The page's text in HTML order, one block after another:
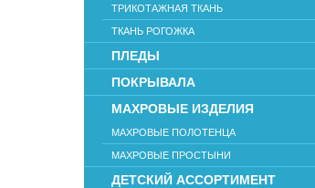
ТРИКОТАЖНАЯ ТКАНЬ
ТКАНЬ РОГОЖКА
ПЛЕДЫ
ПОКРЫВАЛА
МАХРОВЫЕ ИЗДЕЛИЯ
МАХРОВЫЕ ПОЛОТЕНЦА
МАХРОВЫЕ ПРОСТЫНИ
ДЕТСКИЙ АССОРТИМЕНТ